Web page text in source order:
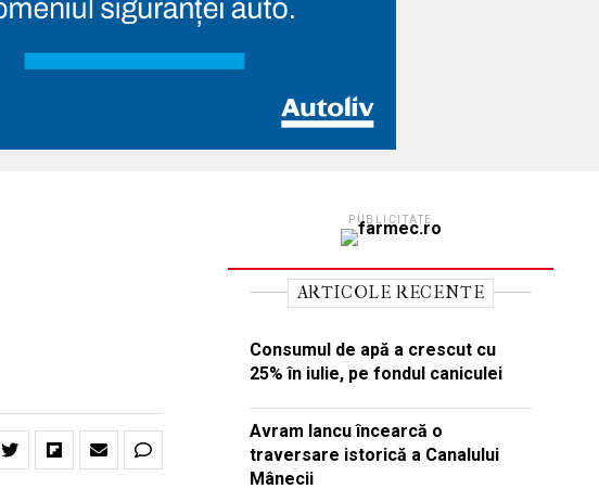
PUBLICITATE
ARTICOLE RECENTE
Consumul de apă a crescut cu
25% în iulie, pe fondul caniculei
Avram Iancu încearcă o
traversare istorică a Canalului
Mânecii